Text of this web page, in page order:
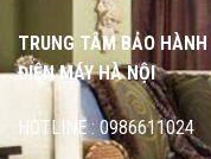
TRUNG TÂM BẢO HÀNH
ĐIỆN MÁY HÀ NỘI
HOTLINE : 0986611024